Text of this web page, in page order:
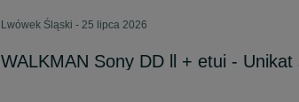
Lwówek Śląski - 25 lipca 2026
WALKMAN Sony DD ll + etui -